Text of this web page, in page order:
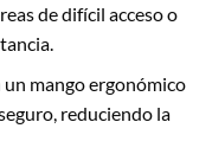
de difícil acceso o
un mango ergonómico
reduciendo la